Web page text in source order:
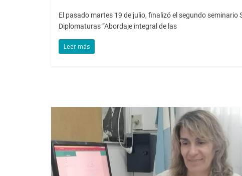
El pasado martes 19 de julio, finalizó el segundo seminario
Diplomaturas “Abordaje integral de las
Leer más